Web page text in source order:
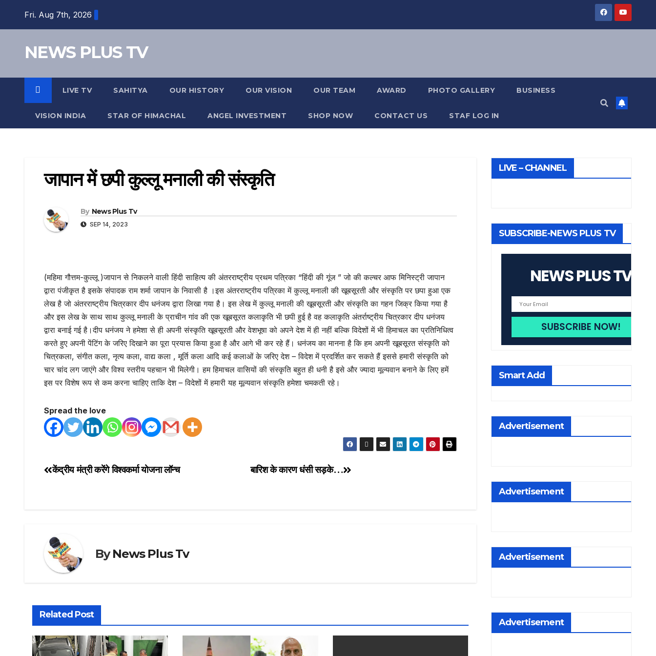
Fri. Aug 7th, 2026
NEWS PLUS TV
LIVE TV SAHITYA OUR HISTORY OUR VISION OUR TEAM AWARD PHOTO GALLERY BUSINESS
VISION INDIA STAR OF HIMACHAL ANGEL INVESTMENT SHOP NOW CONTACT US STAF LOG IN
जापान में छपी कुल्लू मनाली की संस्कृति
By News Plus Tv
SEP 14, 2023
(महिमा गौत्तम-कुल्लू )जापान से निकलने वाली हिंदी साहित्य की अंतरराष्ट्रीय प्रथम पत्रिका “हिंदी की गूंज ” जो की कल्चर आफ मिनिस्ट्री जापान
द्वारा पंजीकृत है इसके संपादक राम शर्मा जापान के निवासी है ।इस अंतरराष्ट्रीय पत्रिका में कुल्लू मनाली की खूबसूरती और संस्कृति पर छपा हुआ एक
लेख है जो अंतरराष्ट्रीय चित्रकार दीप धनंजय द्वारा लिखा गया है। इस लेख में कुल्लू मनाली की खूबसूरती और संस्कृति का गहन जिक्र किया गया है
और इस लेख के साथ साथ कुल्लू मनाली के प्राचीन गांव की एक खूबसूरत कलाकृति भी छपी हुई है वह कलाकृति अंतर्राष्ट्रीय चित्रकार दीप धनंजय
द्वारा बनाई गई है।दीप धनंजय ने हमेशा से ही अपनी संस्कृति खूबसूरती और वेशभूषा को अपने देश में ही नहीं बल्कि विदेशों में भी हिमाचल का प्रतिनिधित्व
करते हुए अपनी पेंटिंग के जरिए दिखाने का पूरा प्रयास किया हुआ है और आगे भी कर रहे हैं। धनंजय का मानना है कि हम अपनी खूबसूरत संस्कृति को
चित्रकला, संगीत कला, नृत्य कला, वाद्य कला , मूर्ति कला आदि कई कलाओं के जरिए देश – विदेश में प्रदर्शित कर सकते हैं इससे हमारी संस्कृति को
चार चांद लग जाएंगे और विश्व स्तरीय पहचान भी मिलेगी। हम हिमाचल वासियों की संस्कृति बहुत ही धनी है इसे और ज्यादा मूल्यवान बनाने के लिए हमें
इस पर विशेष रूप से कम करना चाहिए ताकि देश – विदेशों में हमारी यह मूल्यवान संस्कृति हमेशा चमकती रहे।
Spread the love
Post
बारिश के कारण धंसी सड़के…
केंद्रीय मंत्री करेंगे विश्वकर्मा योजना लॉन्च
ByNews Plus Tv
Related Post
LIVE – CHANNEL
SUBSCRIBE-NEWS PLUS TV
NEWS PLUS TV
Smart Add
Advertisement
Advertisement
Advertisement
Advertisement